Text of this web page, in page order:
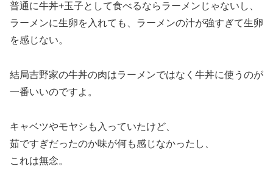
普通に牛丼+玉子として食べるならラーメンじゃないし、
ラーメンに生卵を入れても、ラーメンの汁が強すぎて生卵
を感じない。
結局吉野家の牛丼の肉はラーメンではなく牛丼に使うのが
一番いいのですよ。
キャベツやモヤシも入っていたけど、
茹ですぎだったのか味が何も感じなかったし、
これは無念。